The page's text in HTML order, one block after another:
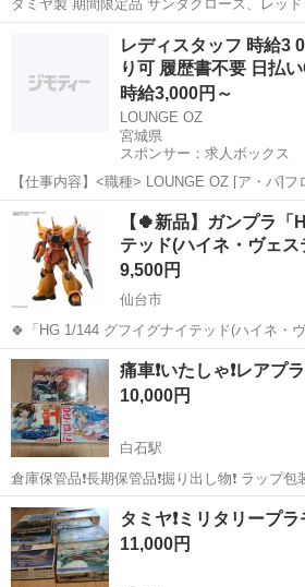
タミヤ製 期間限定品 サンタクロース、レッドレーサー
プラ整理の命令が下されたのでお譲りしたく
模型、プラモデル
レディスタッフ 時給3
り可 履歴書不要 日払
時給3,000円～
LOUNGE OZ
宮城県
スポンサー：求人ボックス
【仕事内容】<職種> LOUNGE OZ [ア・パ]
レディ(ナイトワーク系) <雇用形態> アルバ
パ]時給3,000円～ 時給3,000円 各種手当! 経験
アルバイト・パート
【🍀新品】ガンプラ「
テッド(ハイネ・ヴェ
9,500円
仙台市
🍀「HG 1/144 グフイグナイテッド(ハイネ・
機)」のJANコード（45731025074249）
た、SEEDアクションシステム搭載の完全新
宮城 仙台市 模型、プラモデル
痛車❗いたしゃ❗レアプラ
10,000円
白石駅
倉庫保管品❗長期保管品❗掘り出し物❗ ラップ包装❗マニア向け❗色褪せ有❗
当時物❗3点セット❗ 必要な方に‼️
宮城 白石市 白石駅 模型、プラモ
タミヤ❗ミリタリープラ
11,000円